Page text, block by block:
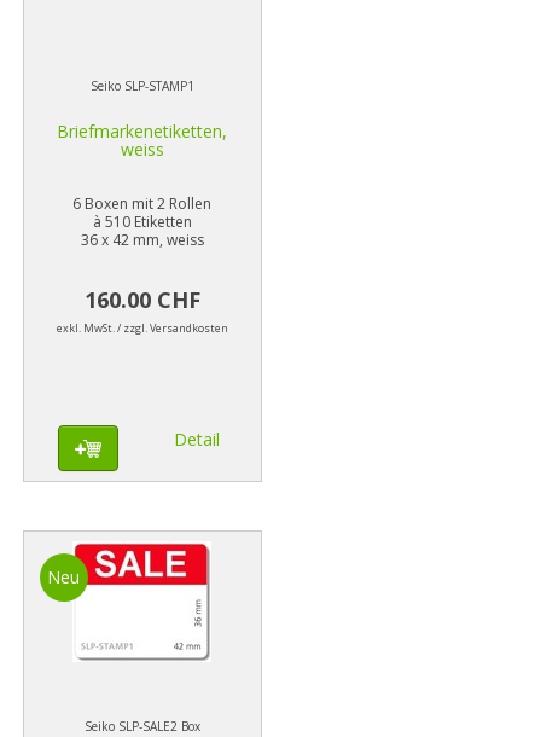
Seiko SLP-STAMP1
Briefmarkenetiketten,
weiss
6 Boxen mit 2 Rollen
à 510 Etiketten
36 x 42 mm, weiss
160.00 CHF
exkl. MwSt. / zzgl. Versandkosten
Detail
Neu
Seiko SLP-SALE2 Box